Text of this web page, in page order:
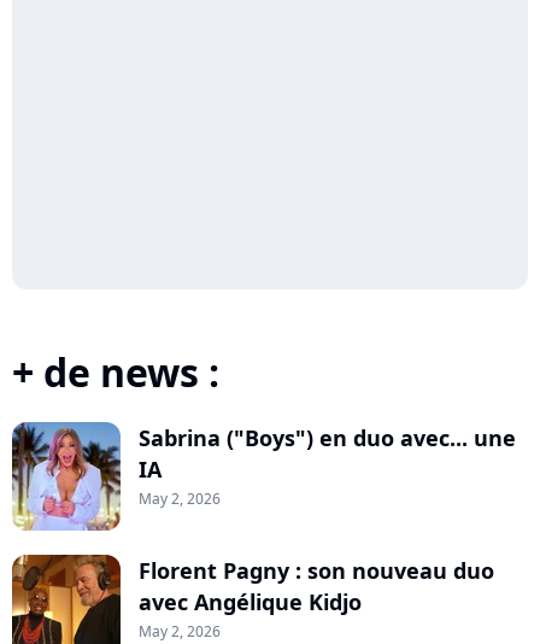
+ de news :
Sabrina ("Boys") en duo avec... une
IA
May 2, 2026
Florent Pagny : son nouveau duo
avec Angélique Kidjo
May 2, 2026